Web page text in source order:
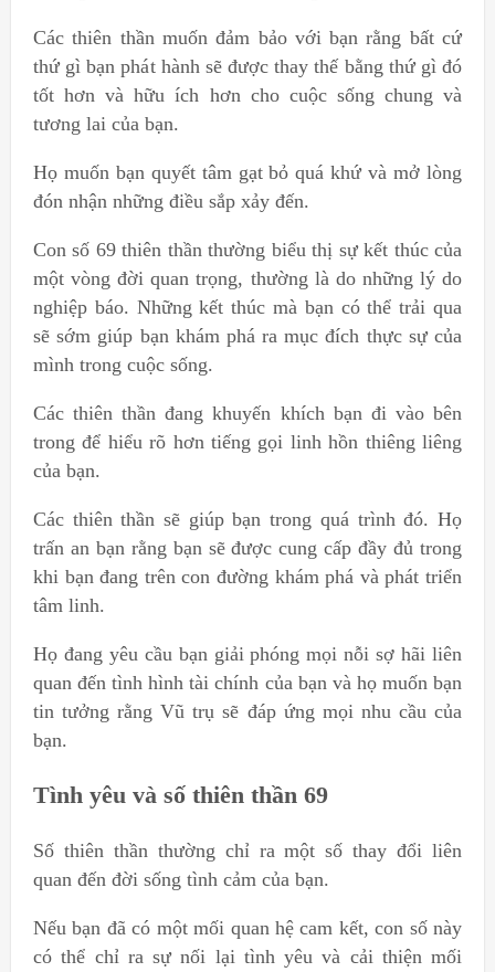
Các thiên thần muốn đảm bảo với bạn rằng bất cứ
thứ gì bạn phát hành sẽ được thay thế bằng thứ gì đó
tốt hơn và hữu ích hơn cho cuộc sống chung và
tương lai của bạn.
Họ muốn bạn quyết tâm gạt bỏ quá khứ và mở lòng
đón nhận những điều sắp xảy đến.
Con số 69 thiên thần thường biểu thị sự kết thúc của
một vòng đời quan trọng, thường là do những lý do
nghiệp báo. Những kết thúc mà bạn có thể trải qua
sẽ sớm giúp bạn khám phá ra mục đích thực sự của
mình trong cuộc sống.
Các thiên thần đang khuyến khích bạn đi vào bên
trong để hiểu rõ hơn tiếng gọi linh hồn thiêng liêng
của bạn.
Các thiên thần sẽ giúp bạn trong quá trình đó. Họ
trấn an bạn rằng bạn sẽ được cung cấp đầy đủ trong
khi bạn đang trên con đường khám phá và phát triển
tâm linh.
Họ đang yêu cầu bạn giải phóng mọi nỗi sợ hãi liên
quan đến tình hình tài chính của bạn và họ muốn bạn
tin tưởng rằng Vũ trụ sẽ đáp ứng mọi nhu cầu của
bạn.
Tình yêu và số thiên thần 69
Số thiên thần thường chỉ ra một số thay đổi liên
quan đến đời sống tình cảm của bạn.
Nếu bạn đã có một mối quan hệ cam kết, con số này
có thể chỉ ra sự nối lại tình yêu và cải thiện mối